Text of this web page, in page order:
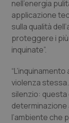
Piemonte
Provincia
Puglia
Sardegna
HIV
Infezioni
Malattie
Malattia
nell’energia
applicazione
sulla qualità
proteggere i
inquinate”.
violenza
silenzio:
determinazione
l’ambiente che